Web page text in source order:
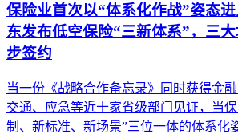
保险业首次以“体系化作战”姿态
东发布低空保险“三新体系”，三
步签约
当一份《战略合作备忘录》同时获得金融
交通、应急等近十家省级部门见证，当
制、新标准、新场景”三位一体的体系化